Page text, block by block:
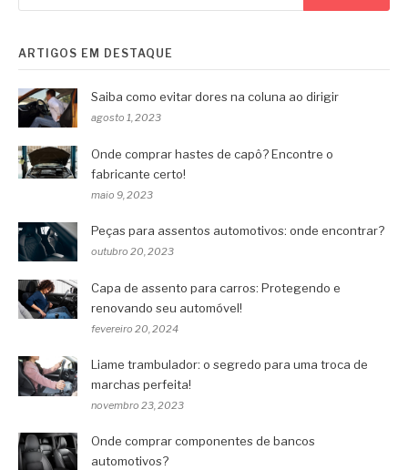
ARTIGOS EM DESTAQUE
Saiba como evitar dores na coluna ao dirigir
agosto 1, 2023
Onde comprar hastes de capô? Encontre o
fabricante certo!
maio 9, 2023
Peças para assentos automotivos: onde encontrar?
outubro 20, 2023
Capa de assento para carros: Protegendo e
renovando seu automóvel!
fevereiro 20, 2024
Liame trambulador: o segredo para uma troca de
marchas perfeita!
novembro 23, 2023
Onde comprar componentes de bancos
automotivos?